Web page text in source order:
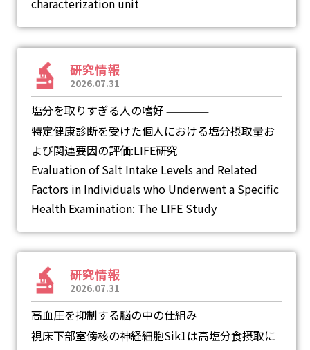
characterization unit
研究情報
2026.07.31
塩分を取りすぎる人の嗜好 ―
特定健康診断を受けた個人における塩分摂取量お
よび関連要因の評価:LIFE研究
Evaluation of Salt Intake Levels and Related
Factors in Individuals who Underwent a Specific
Health Examination: The LIFE Study
研究情報
2026.07.31
高血圧を抑制する脳の中の仕組み ―
視床下部室傍核の神経細胞Sik1は高塩分食摂取に